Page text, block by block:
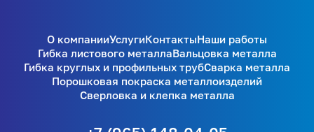
О компанииУслугиКонтактыНаши работы
Гибка листового металлаВальцовка металла
Гибка круглых и профильных трубСварка металла
Порошковая покраска металлоизделий
Сверловка и клепка металла